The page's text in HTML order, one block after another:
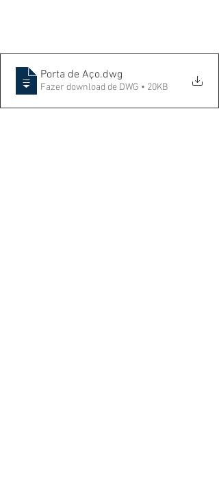
Porta de Aço.dwg
Fazer download de DWG • 20KB